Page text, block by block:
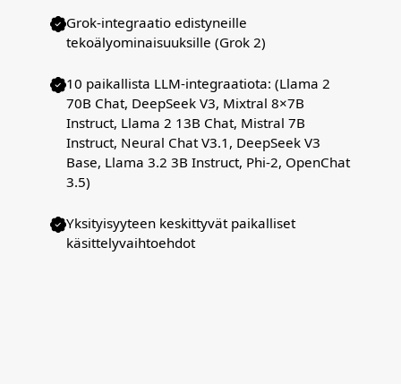
Grok-integraatio edistyneille
tekoälyominaisuuksille (Grok 2)
10 paikallista LLM-integraatiota: (Llama 2
70B Chat, DeepSeek V3, Mixtral 8×7B
Instruct, Llama 2 13B Chat, Mistral 7B
Instruct, Neural Chat V3.1, DeepSeek V3
Base, Llama 3.2 3B Instruct, Phi-2, OpenChat
3.5)
Yksityisyyteen keskittyvät paikalliset
käsittelyvaihtoehdot